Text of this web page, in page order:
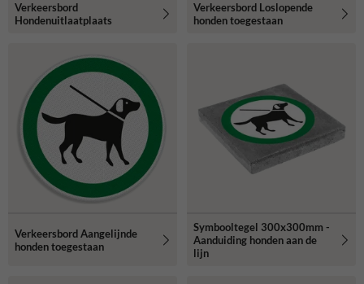
Verkeersbord
Hondenuitlaatplaats
Verkeersbord Loslopende
honden toegestaan
Verkeersbord Aangelijnde
honden toegestaan
Symbooltegel 300x300mm -
Aanduiding honden aan de
lijn